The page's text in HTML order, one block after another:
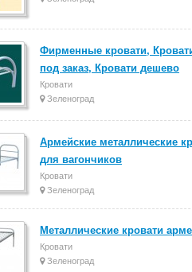
Фирменные кровати,
под заказ, Кровати дешево
Кровати
Зеленоград
Армейские металлические
для вагончиков
Кровати
Зеленоград
Металлические кровати
Кровати
Зеленоград